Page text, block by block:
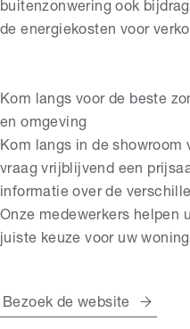
buitenzonwering ook
de energiekosten voor
Kom langs voor de beste
en omgeving
Kom langs in de showroom
vraag vrijblijvend een
informatie over de
Onze medewerkers helpen
juiste keuze voor uw
Bezoek de website